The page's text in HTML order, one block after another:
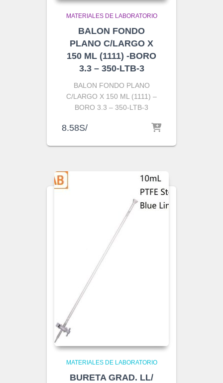
MATERIALES DE LABORATORIO
BALON FONDO
PLANO C/LARGO X
150 ML (1111) -BORO
3.3 – 350-LTB-3
BALON FONDO PLANO
C/LARGO X 150 ML (1111) –
BORO 3.3 – 350-LTB-3
8.58S/
MATERIALES DE LABORATORIO
BURETA GRAD. LL/